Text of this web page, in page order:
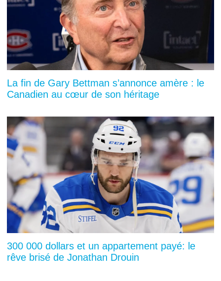
La fin de Gary Bettman s’annonce amère : le
Canadien au cœur de son héritage
300 000 dollars et un appartement payé: le
rêve brisé de Jonathan Drouin